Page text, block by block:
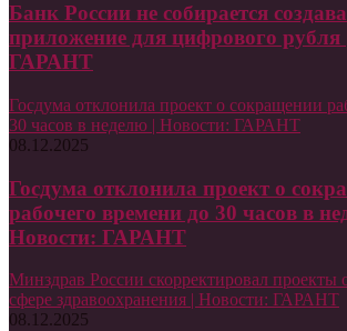
Банк России не собирается
приложение для цифрового рубля
ГАРАНТ
Госдума отклонила проект о сокращении
30 часов в неделю | Новости: ГАРАНТ
08.12.2025
Госдума отклонила проект о
рабочего времени до 30 часов в
Новости: ГАРАНТ
Минздрав России скорректировал проекты
сфере здравоохранения | Новости: ГАРАНТ
08.12.2025